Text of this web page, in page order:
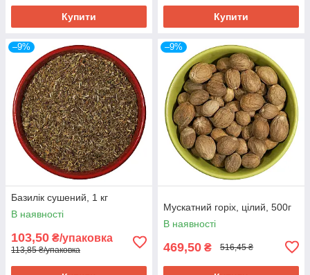
Купити Купити
–9%
Базилік сушений, 1 кг
В наявності
103,50 ₴/упаковка
113,85 ₴/упаковка
–9%
Мускатний горіх, цілий, 500г
В наявності
469,50 ₴ 516,45 ₴